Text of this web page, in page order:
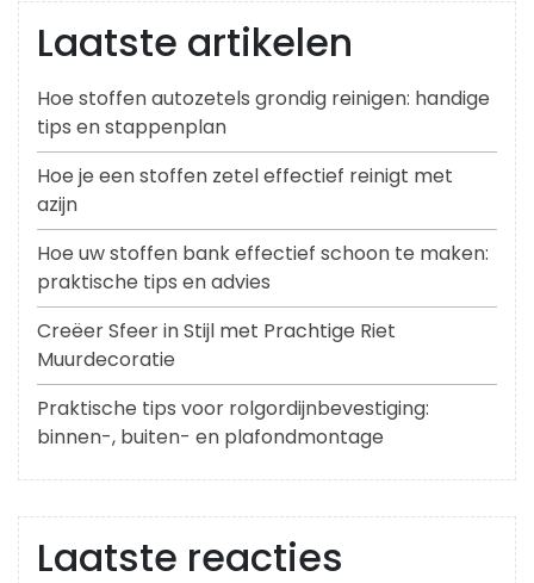
Laatste artikelen
Hoe stoffen autozetels grondig reinigen: handige
tips en stappenplan
Hoe je een stoffen zetel effectief reinigt met
azijn
Hoe uw stoffen bank effectief schoon te maken:
praktische tips en advies
Creëer Sfeer in Stijl met Prachtige Riet
Muurdecoratie
Praktische tips voor rolgordijnbevestiging:
binnen-, buiten- en plafondmontage
Laatste reacties